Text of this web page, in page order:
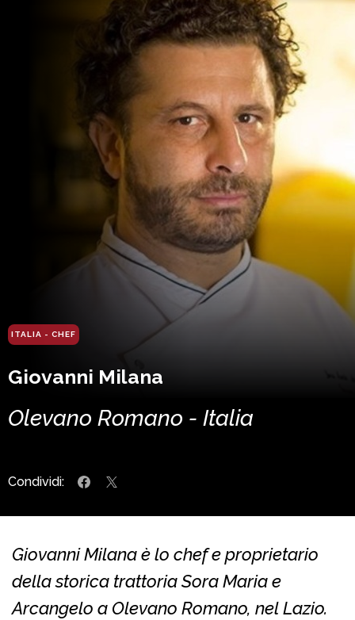
ITALIA - CHEF
Giovanni Milana
Olevano Romano - Italia
Condividi:
Giovanni Milana è lo chef e proprietario
della storica trattoria Sora Maria e
Arcangelo a Olevano Romano, nel Lazio.